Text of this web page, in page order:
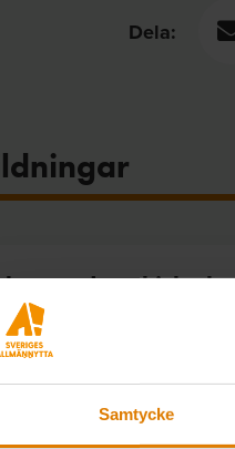
Samtycke
Dela:
med psykisk
så kan det ibland bli
sig om ångest,
missbruk,